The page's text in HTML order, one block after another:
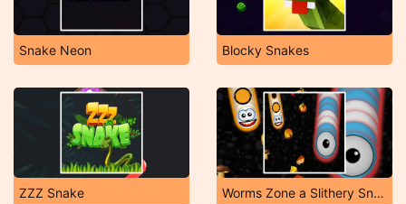
Snake Neon Blocky Snakes
ZZZ Snake Worms Zone a Slithery Snake